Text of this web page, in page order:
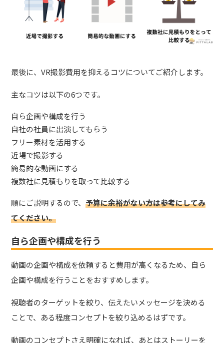
最後に、VR撮影費用を抑えるコツについてご紹介します。
主なコツは以下の6つです。
自ら企画や構成を行う
自社の社員に出演してもらう
フリー素材を活用する
近場で撮影する
簡易的な動画にする
複数社に見積もりを取って比較する
順にご説明するので、予算に余裕がない方は参考にしてみ
てください。
自ら企画や構成を行う
動画の企画や構成を依頼すると費用が高くなるため、自ら
企画や構成を行うことをおすすめします。
視聴者のターゲットを絞り、伝えたいメッセージを決める
ことで、ある程度コンセプトを絞り込めるはずです。
動画のコンセプトさえ明確になれば、あとはストーリーを